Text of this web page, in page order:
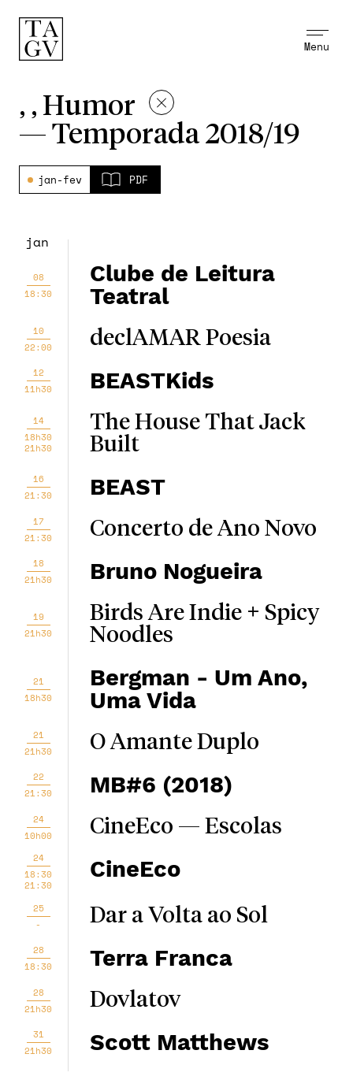
Menu
, , Humor
— Temporada 2018/19
jan-fev PDF
jan
08
18:30
Clube de Leitura
Teatral
10
22:00
declAMAR Poesia
12
11h30
BEASTKids
14
18h30
21h30
The House That Jack
Built
16
21:30
BEAST
17
21:30
Concerto de Ano Novo
18
21h30
Bruno Nogueira
19
21h30
Birds Are Indie + Spicy
Noodles
21
18h30
Bergman - Um Ano,
Uma Vida
21
21h30
O Amante Duplo
22
21:30
MB#6 (2018)
24
10h00
CineEco — Escolas
24
18:30
21:30
CineEco
25
-
Dar a Volta ao Sol
28
18:30
Terra Franca
28
21h30
Dovlatov
31
21h30
Scott Matthews